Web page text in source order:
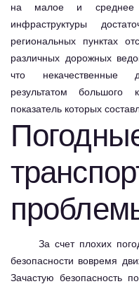
на малое и среднее
инфраструктуры
региональных пунктах
различных дорожных
что некачественные
результатом большого
показатель которых
За счет плохих
безопасности вовремя
Зачастую безопасность